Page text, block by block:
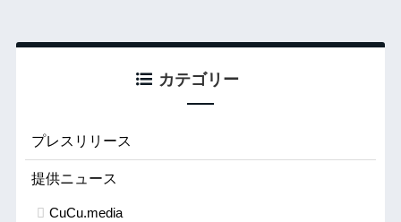
カテゴリー
プレスリリース
提供ニュース
CuCu.media